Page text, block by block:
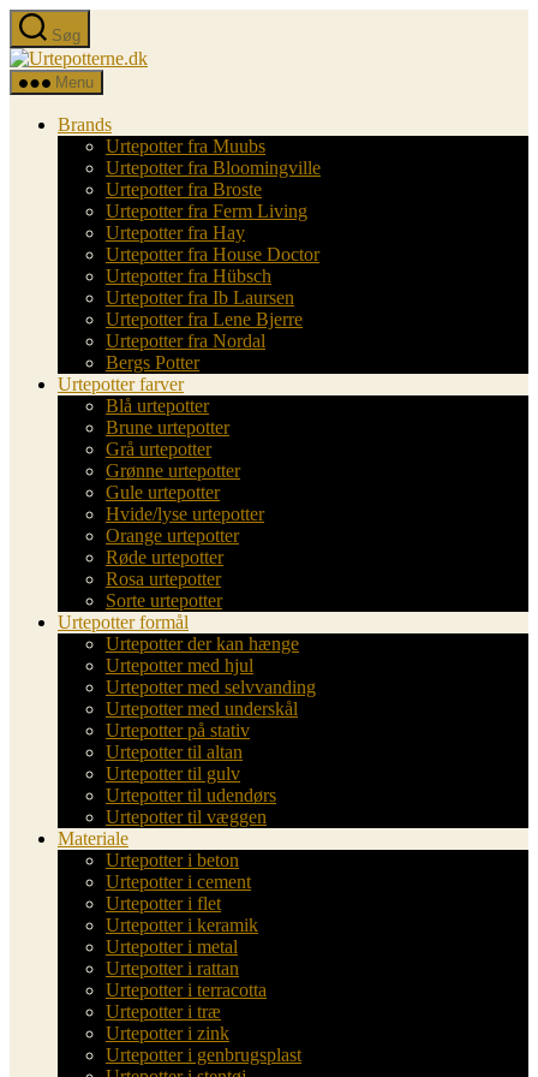
Spring
til
indholdet
Søg
Urtepotterne.dk
Menu
Brands
Urtepotter fra Muubs
Urtepotter fra Bloomingville
Urtepotter fra Broste
Urtepotter fra Ferm Living
Urtepotter fra Hay
Urtepotter fra House Doctor
Urtepotter fra Hübsch
Urtepotter fra Ib Laursen
Urtepotter fra Lene Bjerre
Urtepotter fra Nordal
Bergs Potter
Urtepotter farver
Blå urtepotter
Brune urtepotter
Grå urtepotter
Grønne urtepotter
Gule urtepotter
Hvide/lyse urtepotter
Orange urtepotter
Røde urtepotter
Rosa urtepotter
Sorte urtepotter
Urtepotter formål
Urtepotter der kan hænge
Urtepotter med hjul
Urtepotter med selvvanding
Urtepotter med underskål
Urtepotter på stativ
Urtepotter til altan
Urtepotter til gulv
Urtepotter til udendørs
Urtepotter til væggen
Materiale
Urtepotter i beton
Urtepotter i cement
Urtepotter i flet
Urtepotter i keramik
Urtepotter i metal
Urtepotter i rattan
Urtepotter i terracotta
Urtepotter i træ
Urtepotter i zink
Urtepotter i genbrugsplast